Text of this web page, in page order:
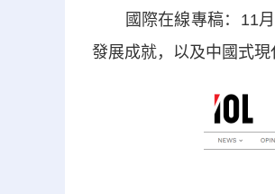
國際在線專稿：11月4
發展成就，以及中國式現